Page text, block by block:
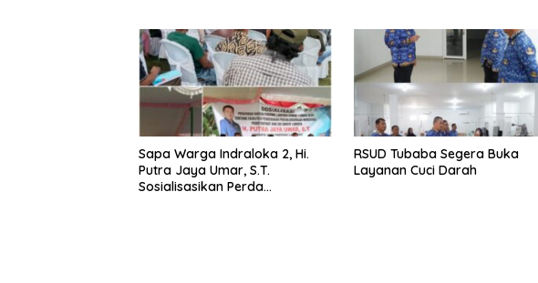
Sapa Warga Indraloka 2, Hi.
Putra Jaya Umar, S.T.
Sosialisasikan Perda
RSUD Tubaba Segera Buka
Layanan Cuci Darah